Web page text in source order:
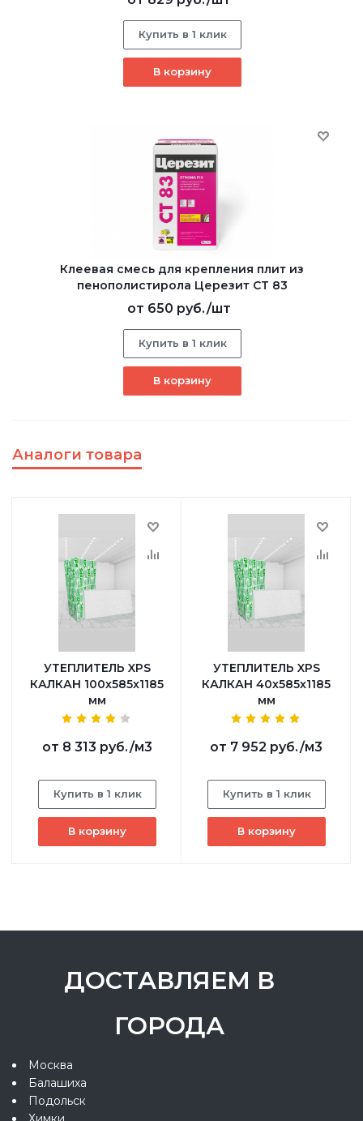
Купить в 1 клик
В корзину
Клеевая смесь для крепления плит из
пенополистирола Церезит CT 83
от 650 руб./шт
Купить в 1 клик
В корзину
Аналоги товара
УТЕПЛИТЕЛЬ XPS
КАЛКАН 100х585х1185
мм
от 8 313 руб./м3
Купить в 1 клик
В корзину
УТЕПЛИТЕЛЬ XPS
КАЛКАН 40х585х1185
мм
от 7 952 руб./м3
Купить в 1 клик
В корзину
ДОСТАВЛЯЕМ В
ГОРОДА
Москва
Балашиха
Подольск